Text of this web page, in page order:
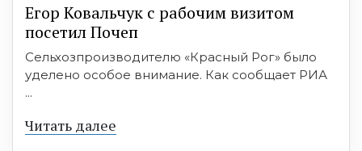
Егор Ковальчук с рабочим визитом
посетил Почеп
Сельхозпроизводителю «Красный Рог» было
уделено особое внимание. Как сообщает РИА
...
Читать далее